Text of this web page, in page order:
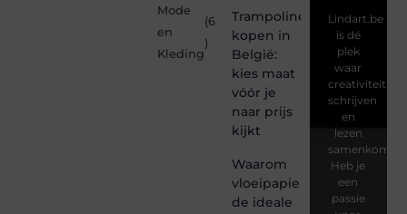
Mode
en
Kleding
(6
)
Trampoline
kopen in
België:
kies maat
vóór je
naar prijs
kijkt
Waarom
vloeipapier
de ideale
Lindart.be
is dé
plek
waar
creativiteit,
schrijven
en
lezen
samenkomen.
Heb je
een
passie